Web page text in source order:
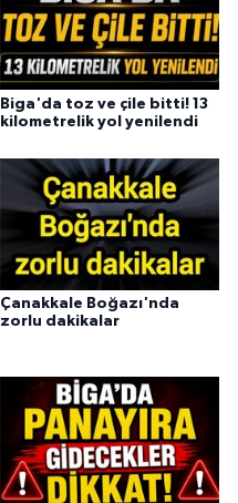
Biga'da toz ve çile bitti! 13
kilometrelik yol yenilendi
Çanakkale Boğazı'nda
zorlu dakikalar